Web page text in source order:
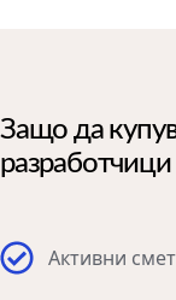
Защо да
Активни